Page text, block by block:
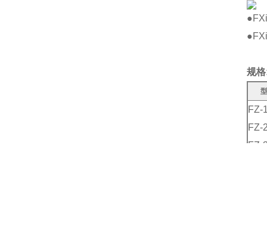
规
FZ-
FZ-
FZ-